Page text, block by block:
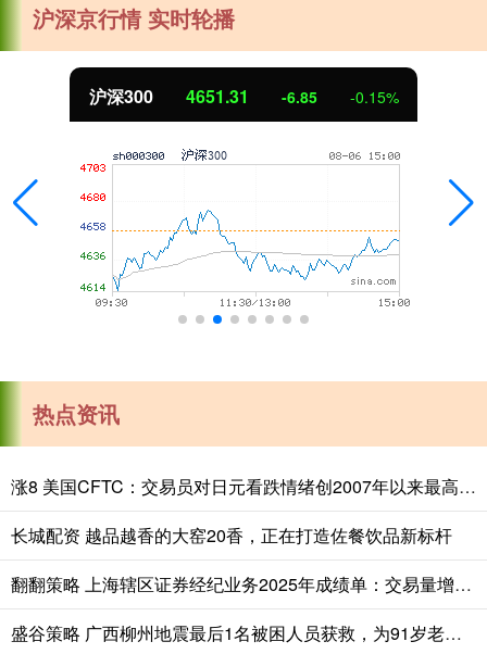
沪深京行情 实时轮播
沪深300 4651.31 -6.85 -0.15%
热点资讯
涨8 美国CFTC：交易员对日元看跌情绪创2007年以来最高，对美元看涨程度创2015年以来最高
长城配资 越品越香的大窑20香，正在打造佐餐饮品新标杆
翻翻策略 上海辖区证券经纪业务2025年成绩单：交易量增加八成，佣金率跌破万二
盛谷策略 广西柳州地震最后1名被困人员获救，为91岁老人，生命体征平稳